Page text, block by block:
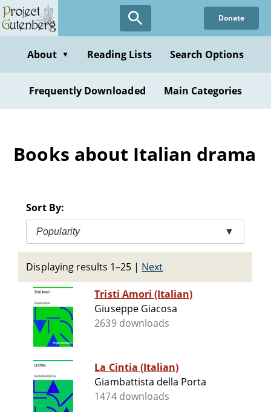
Skip
to
content
Donate
About ▼ Reading Lists Search Options
Frequently Downloaded Main Categories
Books about Italian drama
Sort By:
Popularity ▼
Displaying results 1–25 | Next
Tristi Amori (Italian)
Giuseppe Giacosa
2639 downloads
La Cintia (Italian)
Giambattista della Porta
1474 downloads